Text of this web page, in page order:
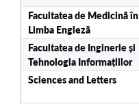
Facultatea de Medicină în
Limba Engleză
Facultatea de Inginerie și
Tehnologia Informațiilor
Sciences and Letters